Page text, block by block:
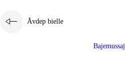
Åvdep bielle
Bajemussaj